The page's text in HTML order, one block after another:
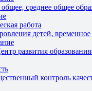
среднее общее
работа
детей,
развития
контроль